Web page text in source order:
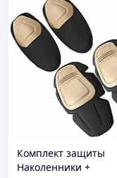
Комплект защиты
Наколенники +